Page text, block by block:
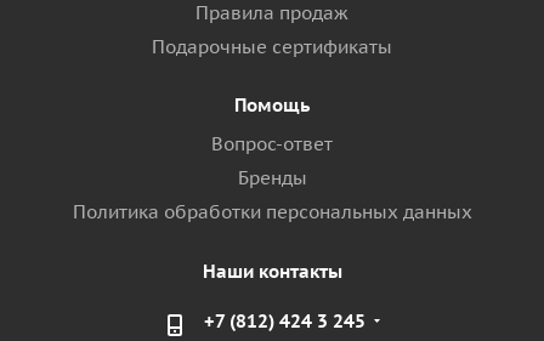
Правила продаж
Подарочные сертификаты
Помощь
Вопрос-ответ
Бренды
Политика обработки персональных данных
Наши контакты
+7 (812) 424 3 245